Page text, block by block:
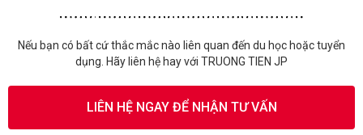
Nếu bạn có bất cứ thắc mắc nào liên quan đến du học hoặc tuyển
dụng. Hãy liên hệ hay với TRUONG TIEN JP
LIÊN HỆ NGAY ĐỂ NHẬN TƯ VẤN